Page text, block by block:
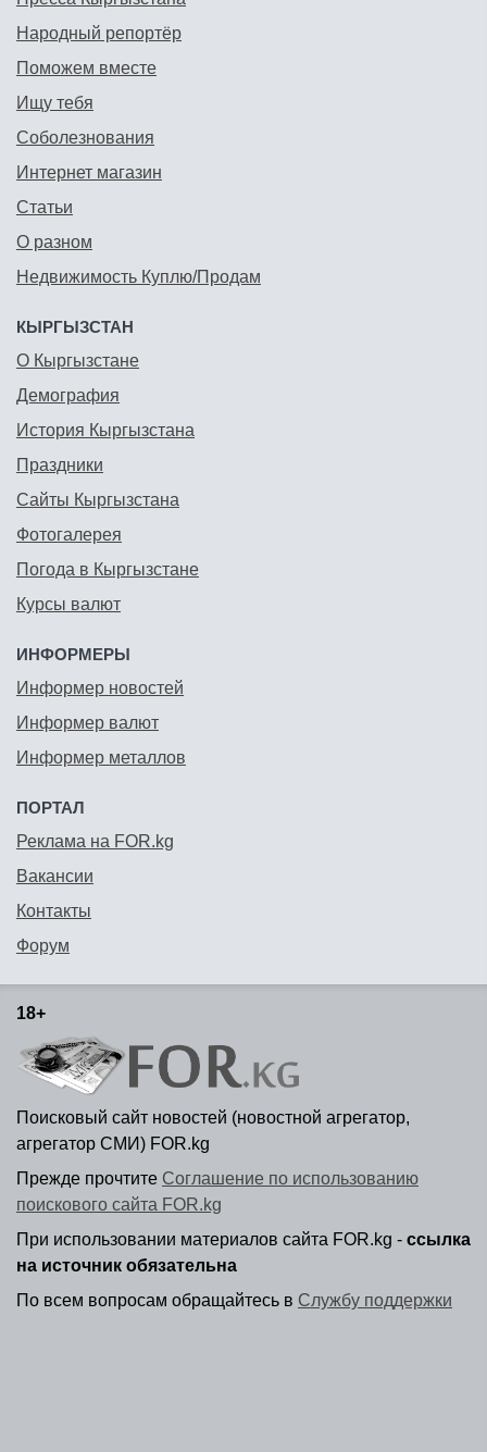
Народный репортёр
Поможем вместе
Ищу тебя
Соболезнования
Интернет магазин
Статьи
О разном
Недвижимость Куплю/Продам
КЫРГЫЗСТАН
О Кыргызстане
Демография
История Кыргызстана
Праздники
Сайты Кыргызстана
Фотогалерея
Погода в Кыргызстане
Курсы валют
ИНФОРМЕРЫ
Информер новостей
Информер валют
Информер металлов
ПОРТАЛ
Реклама на FOR.kg
Вакансии
Контакты
Форум
18+
Поисковый сайт новостей (новостной агрегатор,
агрегатор СМИ) FOR.kg
Прежде прочтите Соглашение по использованию
поискового сайта FOR.kg
При использовании материалов сайта FOR.kg - ссылка
на источник обязательна
По всем вопросам обращайтесь в Службу поддержки